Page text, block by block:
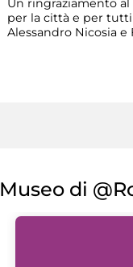
Un ringraziamento
per la città e per
Alessandro Nicosia e
Museo di